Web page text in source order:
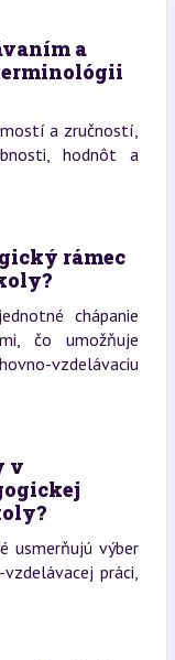
a
a zručností,
hodnôt a
rámec
chápanie
čo umožňuje
vzdelávaciu
v
usmerňujú výber
práci,